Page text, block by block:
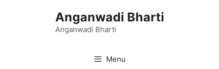
Anganwadi Bharti
Anganwadi Bharti
Menu